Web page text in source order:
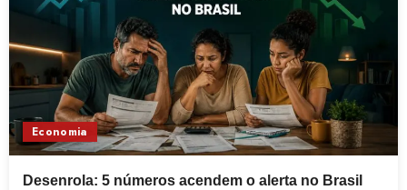
Economia
Desenrola: 5 números acendem o alerta no Brasil